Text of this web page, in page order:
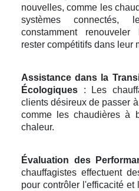
nouvelles, comme les
systèmes connectés,
constamment
rester compétitifs dans leur
Assistance dans la
Écologiques : Les
clients désireux de passer
comme les chaudières à
chaleur.
Évaluation des
chauffagistes effectuent
pour contrôler l'efficacité